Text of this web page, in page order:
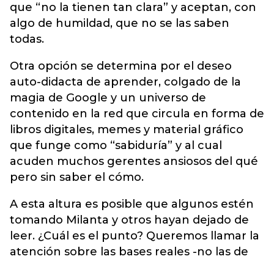
que “no la tienen tan clara” y aceptan, con
algo de humildad, que no se las saben
todas.
Otra opción se determina por el deseo
auto-didacta de aprender, colgado de la
magia de Google y un universo de
contenido en la red que circula en forma de
libros digitales, memes y material gráfico
que funge como “sabiduría” y al cual
acuden muchos gerentes ansiosos del qué
pero sin saber el cómo.
A esta altura es posible que algunos estén
tomando Milanta y otros hayan dejado de
leer. ¿Cuál es el punto? Queremos llamar la
atención sobre las bases reales -no las de